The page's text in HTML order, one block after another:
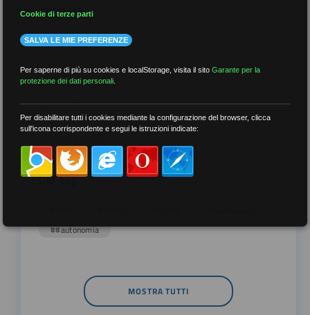
per data
più recenti
meno recenti
per tag
##autonomia
MOSTRA TUTTI
Cookie di terze parti
SALVA LE MIE PREFERENZE
Per saperne di più su cookies e localStorage, visita il sitoGarante per la
protezione dei dati personali
Per disabilitare tutti i cookies mediante la configurazione del browser, clicca
sull'icona corrispondente e segui le istruzioni indicate: